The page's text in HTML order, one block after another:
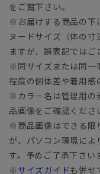
をご覧下さい。
※お届けする商品の下
ヌードサイズ（体の
ますが、誤表記ではご
※同サイズまたは同一
程度の個体差や着用感
※カラー名は管理用の
品画像をご確認くださ
※商品画像はできる限
が、パソコン環境によ
す。予めご了承下さい
※ サイズガイドも併せ